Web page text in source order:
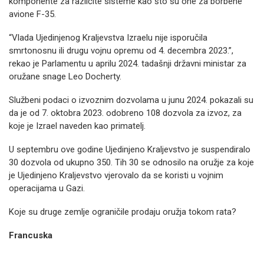
avione F-35.
“Vlada Ujedinjenog Kraljevstva Izraelu nije isporučila
smrtonosnu ili drugu vojnu opremu od 4. decembra 2023.”,
rekao je Parlamentu u aprilu 2024. tadašnji državni ministar za
oružane snage Leo Docherty.
Službeni podaci o izvoznim dozvolama u junu 2024. pokazali su
da je od 7. oktobra 2023. odobreno 108 dozvola za izvoz, za
koje je Izrael naveden kao primatelj.
U septembru ove godine Ujedinjeno Kraljevstvo je suspendiralo
30 dozvola od ukupno 350. Tih 30 se odnosilo na oružje za koje
je Ujedinjeno Kraljevstvo vjerovalo da se koristi u vojnim
operacijama u Gazi.
Koje su druge zemlje ograničile prodaju oružja tokom rata?
Francuska